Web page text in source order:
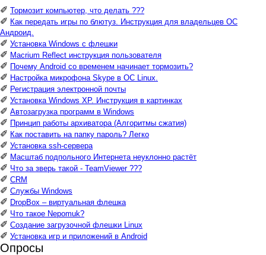
✐ Тормозит компьютер, что делать ???
✐ Как передать игры по блютуз. Инструкция для владельцев ОС
Андроид.
✐ Установка Windows с флешки
✐ Macrium Reflect инструкция пользователя
✐ Почему Android со временем начинает тормозить?
✐ Настройка микрофона Skype в ОС Linux.
✐ Регистрация электронной почты
✐ Установка Windows XP. Инструкция в картинках
✐ Автозагрузка программ в Windows
✐ Принцип работы архиватора (Алгоритмы сжатия)
✐ Как поставить на папку пароль? Легко
✐ Установка ssh-сервера
✐ Масштаб подпольного Интернета неуклонно растёт
✐ Что за зверь такой - TeamViewer ???
✐ CRM
✐ Службы Windows
✐ DropBox – виртуальная флешка
✐ Что такое Nepomuk?
✐ Создание загрузочной флешки Linux
✐ Установка игр и приложений в Android
Опросы